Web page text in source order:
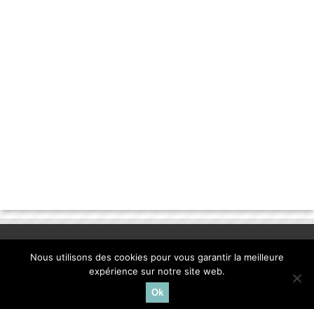
© Copyright 2013, la-banane-qui-parle.com. |
Nous utilisons des cookies pour vous garantir la meilleure
expérience sur notre site web.
Ok